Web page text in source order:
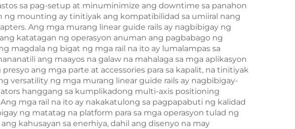
sa pag-setup at minuminimize ang downtime sa panahon
mounting ay tinitiyak ang kompatibilidad sa umiiral nang
Ang mga murang linear guide rails ay nagbibigay ng
katatagan ng operasyon anuman ang pagbabago ng
magdala ng bigat ng mga rail na ito ay lumalampas sa
ang maayos na galaw na mahalaga sa mga aplikasyon
ang mga parte at accessories para sa kapalit, na tinitiyak
versatility ng mga murang linear guide rails ay nagbibigay-
hanggang sa kumplikadong multi-axis positioning
mga rail na ito ay nakakatulong sa pagpapabuti ng kalidad
ng matatag na platform para sa mga operasyon tulad ng
kahusayan sa enerhiya, dahil ang disenyo na may